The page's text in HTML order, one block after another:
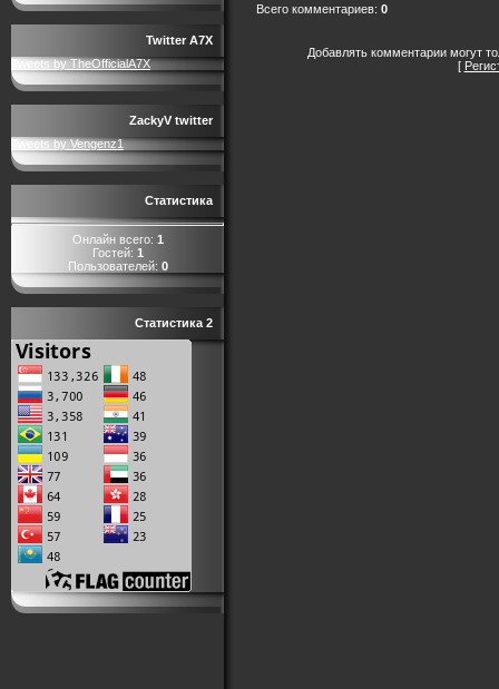
Twitter A7X
Tweets by TheOfficialA7X
ZackyV twitter
Tweets by Vengenz1
Статистика
Онлайн всего: 1
Гостей: 1
Пользователей: 0
Статистика 2
Всего комментариев: 0
Добавлять комментарии могут
[